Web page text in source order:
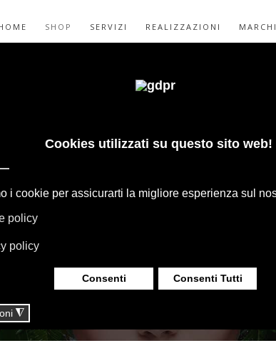
SHOP SERVIZI REALIZZAZIONI MARCHI
MOSAICI E
BOFFI, B&B ITALIA, DE PADOVA,
TAPPETI E TESSUTI MISSONI,
DAVIDE GROPPI OLUCE.